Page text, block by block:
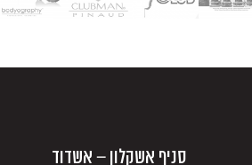
סניף אשקלון – אשדוד